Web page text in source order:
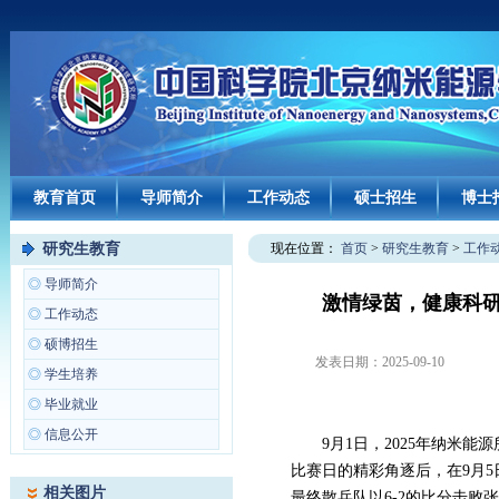
教育首页 导师简介 工作动态 硕士招生 博士
研究生教育
◎ 导师简介
◎ 工作动态
◎ 硕博招生
◎ 学生培养
◎ 毕业就业
◎ 信息公开
相关图片
现在位置： 首页> 研究生教育> 工作
激情绿茵，健康科
发表日期： 2025-09-10
9月1日，2025年纳米能
比赛日的精彩角逐后，在9月